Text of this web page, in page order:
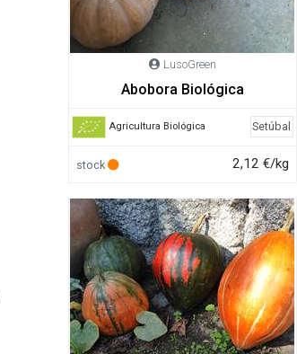
LusoGreen
Abobora Biológica
Agricultura Biológica Setúbal
stock 2,12 €/kg